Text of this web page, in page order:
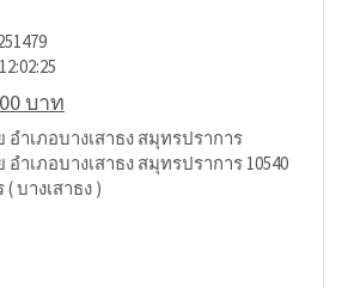
บาท
ำเภอบางเสาธง สมุทรปราการ
ำเภอบางเสาธง สมุทรปราการ 10540
บางเสาธง )